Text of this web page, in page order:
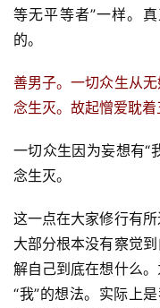
等无平等者”一样。
的。
善男子。一切众生从
念生灭。故起憎爱耽着
一切众生因为妄想有“
念生灭。
这一点在大家修行有所
大部分根本没有察觉
解自己到底在想什么
“我”的想法。实际上